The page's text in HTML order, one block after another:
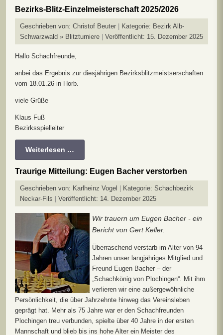
Bezirks-Blitz-Einzelmeisterschaft 2025/2026
Geschrieben von: Christof Beuter Kategorie: Bezirk Alb-
Schwarzwald » Blitzturniere
Veröffentlicht: 15. Dezember 2025
Hallo Schachfreunde,
anbei das Ergebnis zur diesjährigen Bezirksblitzmeistserschaften
vom 18.01.26 in Horb.
viele Grüße
Klaus Fuß
Bezirksspielleiter
Weiterlesen …
Traurige Mitteilung: Eugen Bacher verstorben
Geschrieben von: Karlheinz Vogel Kategorie: Schachbezirk
Neckar-Fils
Veröffentlicht: 14. Dezember 2025
Wir trauern um Eugen Bacher - ein
Bericht von Gert Keller.
Überraschend verstarb im Alter von 94
Jahren unser langjähriges Mitglied und
Freund Eugen Bacher – der
„Schachkönig von Plochingen“. Mit ihm
verlieren wir eine außergewöhnliche
Persönlichkeit, die über Jahrzehnte hinweg das Vereinsleben
geprägt hat. Mehr als 75 Jahre war er den Schachfreunden
Plochingen treu verbunden, spielte über 40 Jahre in der ersten
Mannschaft und blieb bis ins hohe Alter ein Meister des